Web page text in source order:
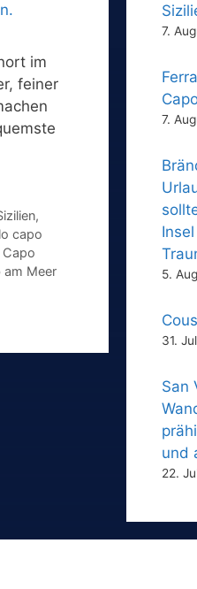
im
feiner
,
capo
Capo
am Meer
7.
7.
5.
31.
San
und
22.